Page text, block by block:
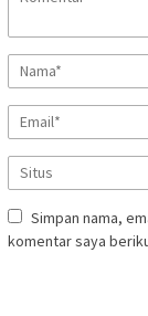
Simpan nama,
komentar saya